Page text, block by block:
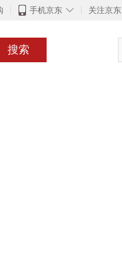
◇
手机京东 关注京东
搜索